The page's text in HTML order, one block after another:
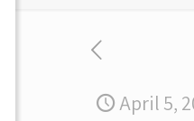
April 5,